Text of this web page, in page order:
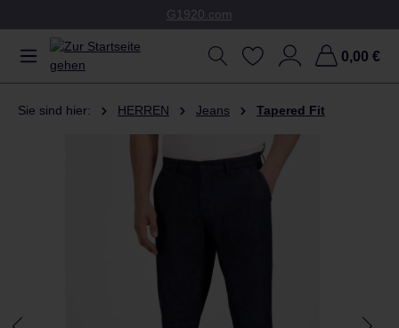
G1920.com
0,00 €
Sie sind hier: HERREN Jeans Tapered Fit